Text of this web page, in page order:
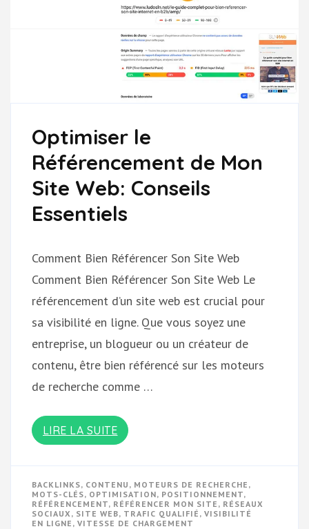
Optimiser le
Référencement de Mon
Site Web: Conseils
Essentiels
Comment Bien Référencer Son Site Web
Comment Bien Référencer Son Site Web Le
référencement d’un site web est crucial pour
sa visibilité en ligne. Que vous soyez une
entreprise, un blogueur ou un créateur de
contenu, être bien référencé sur les moteurs
de recherche comme …
LIRE LA SUITE
BACKLINKS, CONTENU , MOTEURS DE RECHERCHE ,
MOTS-CLÉS, OPTIMISATION, POSITIONNEMENT,
RÉFÉRENCEMENT, RÉFÉRENCER MON SITE , RÉSEAUX
SOCIAUX , SITE WEB, TRAFIC QUALIFIÉ , VISIBILITÉ
EN LIGNE , VITESSE DE CHARGEMENT